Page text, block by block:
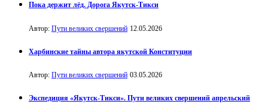
Пока держит лёд. Дорога Якутск-Тикси
Автор: Пути великих свершений 12.05.2026
Харбинские тайны автора якутской Конституции
Автор: Пути великих свершений 03.05.2026
Экспедиция «Якутск-Тикси». Пути великих свершений апрельский